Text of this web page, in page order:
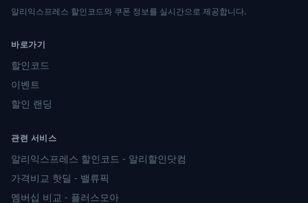
알리익스프레스 할인코드와 쿠폰 정보를 실시간으로 제공합니다.
바로가기
할인코드
이벤트
할인 랜딩
관련 서비스
알리익스프레스 할인코드 - 알리할인닷컴
가격비교 핫딜 - 밸류픽
멤버십 비교 - 플러스모아